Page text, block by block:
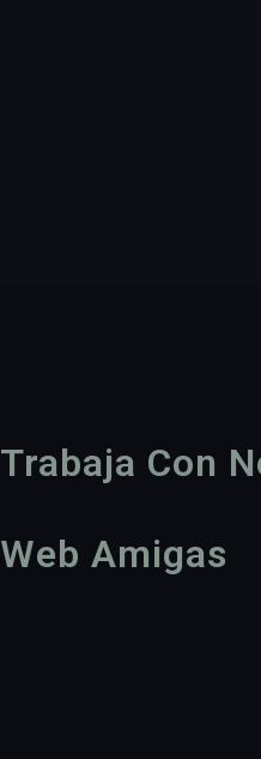
Trabaja Con
Web Amigas